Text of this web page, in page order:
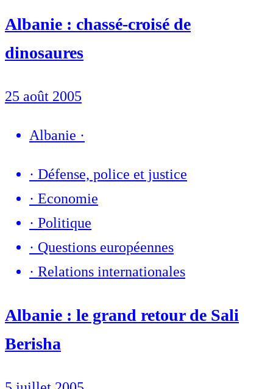
Albanie : chassé-croisé de
dinosaures
25 août 2005
Albanie ·
· Défense, police et justice
· Economie
· Politique
· Questions européennes
· Relations internationales
Albanie : le grand retour de Sali
Berisha